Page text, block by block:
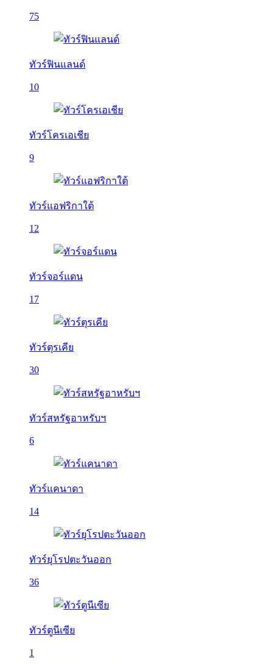
75
ทัวร์ฟินแลนด์
10
ทัวร์โครเอเชีย
9
ทัวร์แอฟริกาใต้
12
ทัวร์จอร์แดน
17
ทัวร์ตุรเคีย
30
ทัวร์สหรัฐอาหรับฯ
6
ทัวร์แคนาดา
14
ทัวร์ยุโรปตะวันออก
36
ทัวร์ตูนีเซีย
1